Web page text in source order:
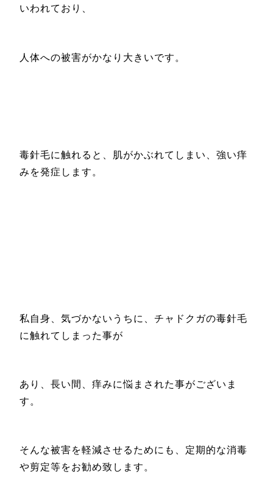
いわれており、
人体への被害がかなり大きいです。
毒針毛に触れると、肌がかぶれてしまい、強い痒
みを発症します。
私自身、気づかないうちに、チャドクガの毒針毛
に触れてしまった事が
あり、長い間、痒みに悩まされた事がございま
す。
そんな被害を軽減させるためにも、定期的な消毒
や剪定等をお勧め致します。